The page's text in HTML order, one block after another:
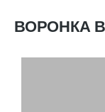
ВОРОНКА